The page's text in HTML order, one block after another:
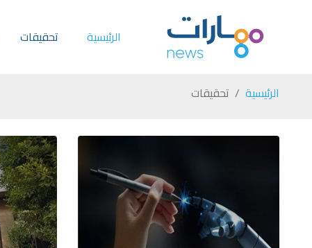
الرئيسية تحقيقات
الرئيسية تحقيقات